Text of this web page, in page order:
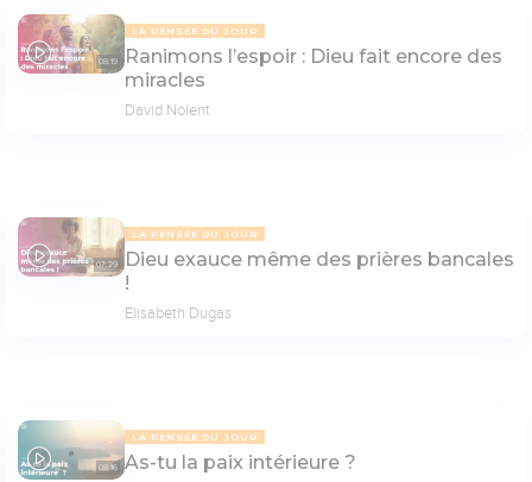
08:19
LA PENSÉE DU JOUR
Ranimons l’espoir : Dieu fait encore des
miracles
David Nolent
07:29
LA PENSÉE DU JOUR
Dieu exauce même des prières bancales
!
Elisabeth Dugas
08:16
LA PENSÉE DU JOUR
As-tu la paix intérieure ?